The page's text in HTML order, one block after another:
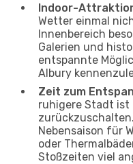
Indoor-
Wetter einmal
Innenbereich
Galerien und
entspannte
Albury
Zeit zum
ruhigere Stadt ist
Nebensaison für
oder
Stoßzeiten viel